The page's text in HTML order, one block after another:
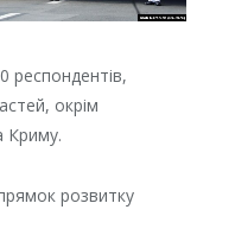
респондентів,
окрім
Криму.
розвитку